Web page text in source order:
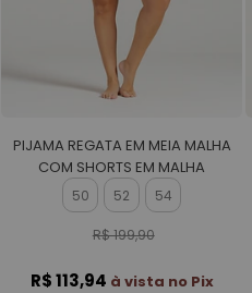
PIJAMA REGATA EM MEIA MALHA
COM SHORTS EM MALHA
ROTATIVA FEMININO
50 52 54
R$ 199,90
R$ 113,94 à vista no Pix